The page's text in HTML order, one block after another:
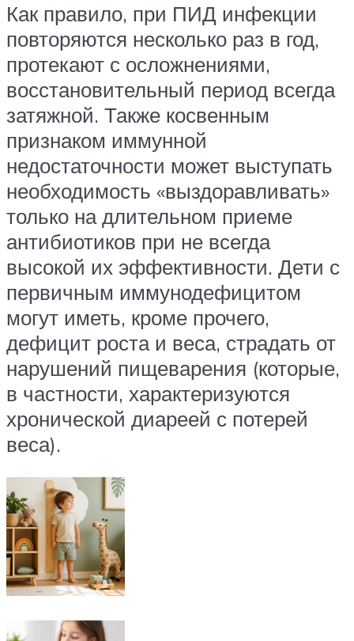
Как правило, при ПИД инфекции
повторяются несколько раз в год,
протекают с осложнениями,
восстановительный период всегда
затяжной. Также косвенным
признаком иммунной
недостаточности может выступать
необходимость «выздоравливать»
только на длительном приеме
антибиотиков при не всегда
высокой их эффективности. Дети с
первичным иммунодефицитом
могут иметь, кроме прочего,
дефицит роста и веса, страдать от
нарушений пищеварения (которые,
в частности, характеризуются
хронической диареей с потерей
веса).